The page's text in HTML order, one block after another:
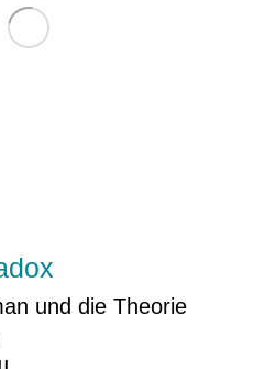
und die Theorie